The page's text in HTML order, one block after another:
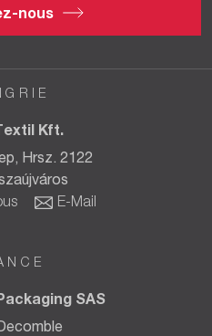
nous
Kft.
Hrsz. 2122
E-Mail
SAS